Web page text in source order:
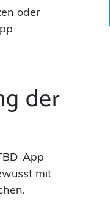
oder
der
App
mit